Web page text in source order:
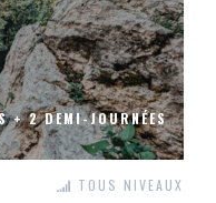
+ 2 DEMI-JOURNÉES
TOUS NIVEAUX